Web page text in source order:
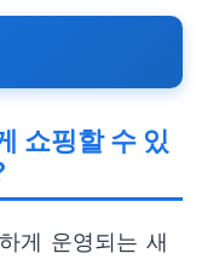
쇼핑할 수 있
게 운영되는 새